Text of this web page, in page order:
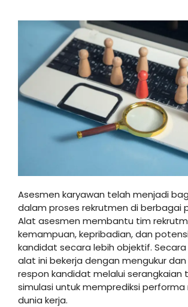
Asesmen karyawan telah menjadi
dalam proses rekrutmen di berbagai
Alat asesmen membantu tim
kemampuan, kepribadian, dan
kandidat secara lebih objektif.
alat ini bekerja dengan mengukur
respon kandidat melalui serangkaian
simulasi untuk memprediksi performa
dunia kerja.